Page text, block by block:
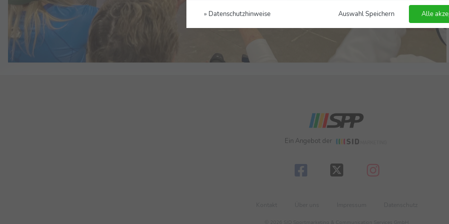
Ein Angebot der
» Datenschutzhinweise Auswahl Speichern Alle